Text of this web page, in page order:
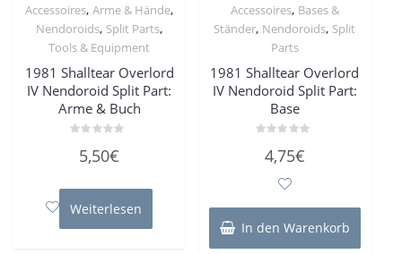
Accessoires,Arme & Hände,
Nendoroids, Split Parts,
Tools & Equipment
1981 Shalltear Overlord
IV Nendoroid Split Part:
Arme & Buch
mit
5
5,50€
Weiterlesen
Accessoires, Bases &
Ständer, Nendoroids, Split
Parts
1981 Shalltear Overlord
IV Nendoroid Split Part:
Base
mit4,75€
In den Warenkorb